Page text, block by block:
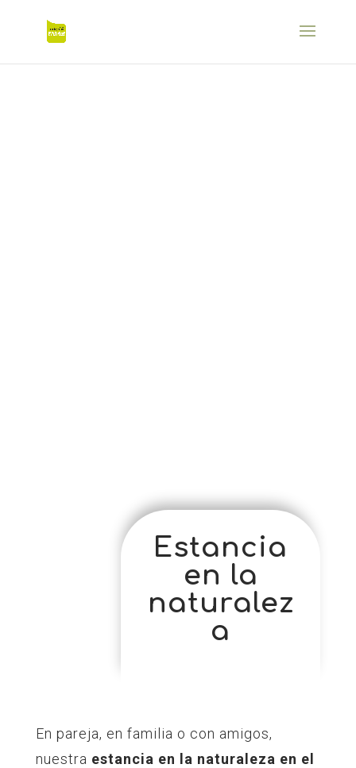
Estancia
en la
naturalez
a
En pareja, en familia o con amigos,
nuestra estancia en la naturaleza en el